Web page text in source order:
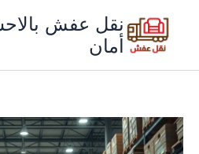
المحتوى
نقل عفش
أمان